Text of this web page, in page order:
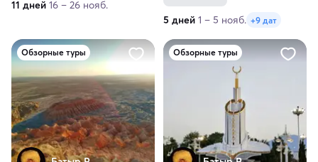
11 дней 16 – 26 нояб.
5 дней 1 – 5 нояб. +9 дат
Обзорные туры Обзорные туры